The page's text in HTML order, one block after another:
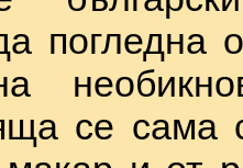
погледна
се сама